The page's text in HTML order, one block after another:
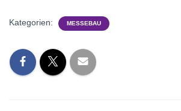
Kategorien: MESSEBAU